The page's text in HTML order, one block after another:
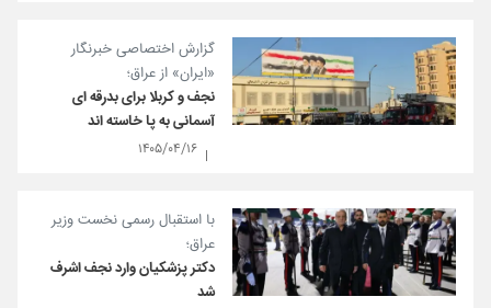
گزارش اختصاصی خبرنگار
«ایران» از عراق؛
نجف و کربلا برای بدرقه ای
آسمانی به پا خاسته اند
۱۴۰۵/۰۴/۱۶
با استقبال رسمی نخست وزیر
عراق؛
دکتر پزشکیان وارد نجف اشرف
شد